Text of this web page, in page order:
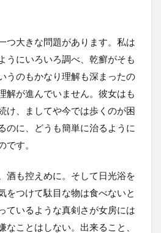
つ大きな問題があります。私は
うにいろいろ調べ、乾癬がそも
うのもかなり理解も深まったの
解が進んでいません。彼女はも
け、ましてや今では歩くのが困
のに、どうも簡単に治るように
です。
酒も控えめに。そして日光浴を
をつけて駄目な物は食べないと
ているような真剣さが女房には
なことはしない。出来ること、